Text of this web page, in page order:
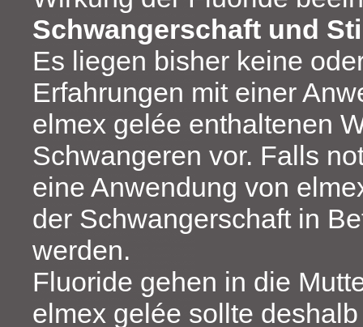
Schwangerschaft und
Es liegen bisher keine
Erfahrungen mit einer
elmex gelée enthaltenen
Schwangeren vor. Falls
eine Anwendung von
der Schwangerschaft in
werden.
Fluoride gehen in die
elmex gelée sollte